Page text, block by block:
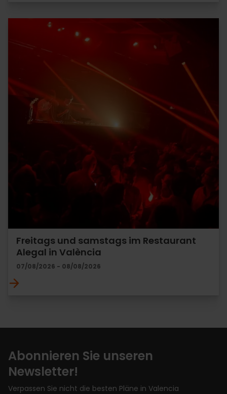
Freitags und samstags im Restaurant
Alegal in València
07/08/2026 - 08/08/2026
Abonnieren Sie unseren
Newsletter!
Verpassen Sie nicht die besten Pläne in Valencia